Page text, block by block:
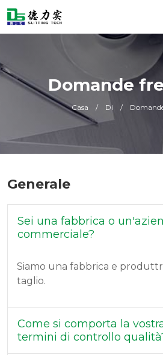
Domande
Casa / Di /
Generale
Sei una fabbrica o
commerciale?
Siamo una fabbrica e
taglio.
Come si comporta la
termini di controllo